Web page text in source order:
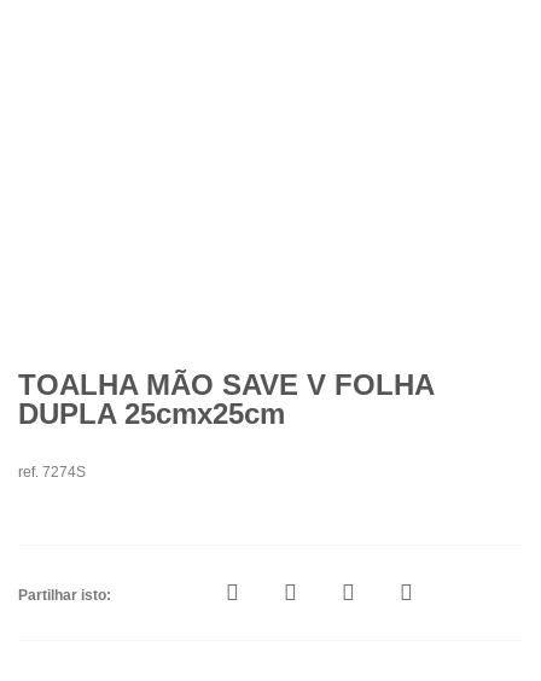
TOALHA MÃO SAVE V FOLHA
DUPLA 25cmx25cm
ref. 7274S
Partilhar isto: